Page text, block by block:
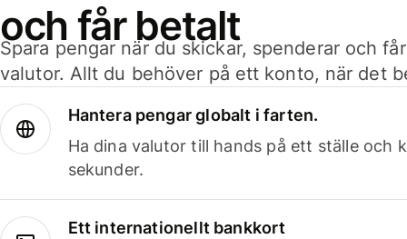
och får betalt
Spara pengar när du skickar, spenderar och
valutor. Allt du behöver på ett konto, när det
Hantera pengar globalt i farten.
Ha dina valutor till hands på ett ställe och
sekunder.
Ett internationellt bankkort